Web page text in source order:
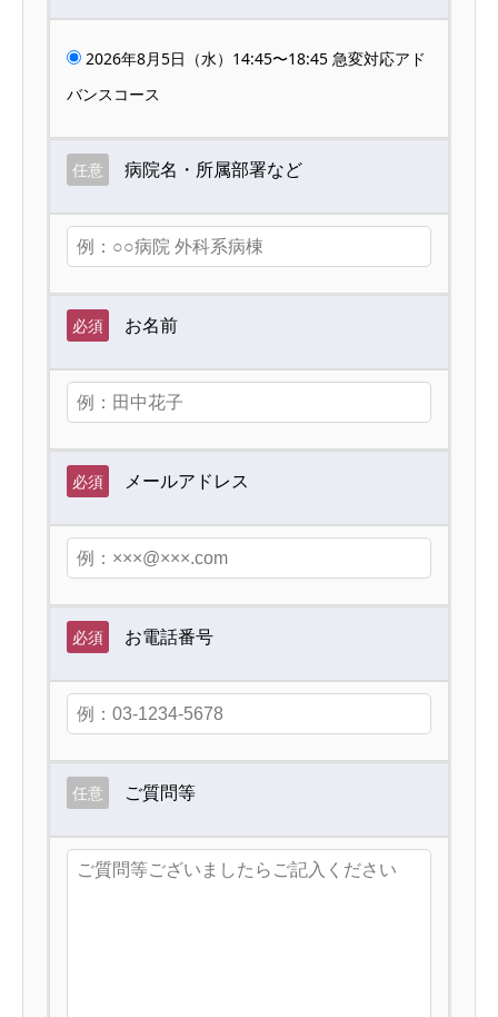
2026年8月5日（水）14:45〜18:45 急変対応アド
バンスコース
任意 病院名・所属部署など
必須 お名前
必須 メールアドレス
必須 お電話番号
任意 ご質問等